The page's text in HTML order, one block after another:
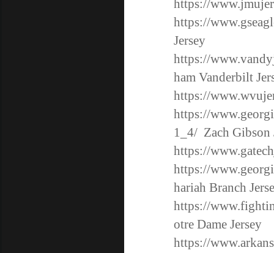
https://
https://
Jersey
https://
ham Vanderbilt
https://
https://
1_4/Zach Gibson
https://
https://
hariah Branch
https://
otre Dame Jersey
https://